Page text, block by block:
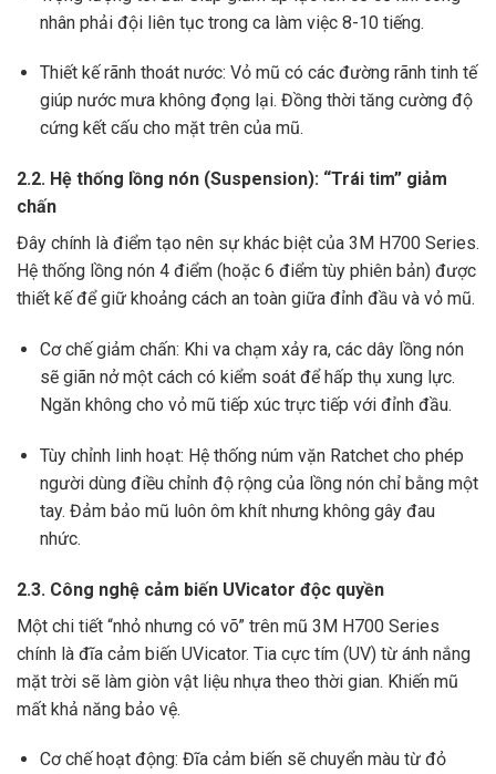
nhân phải đội liên tục trong ca làm việc 8-10 tiếng.
Thiết kế rãnh thoát nước: Vỏ mũ có các đường rãnh tinh tế
giúp nước mưa không đọng lại. Đồng thời tăng cường độ
cứng kết cấu cho mặt trên của mũ.
2.2. Hệ thống lồng nón (Suspension): “Trái tim” giảm
chấn
Đây chính là điểm tạo nên sự khác biệt của 3M H700 Series.
Hệ thống lồng nón 4 điểm (hoặc 6 điểm tùy phiên bản) được
thiết kế để giữ khoảng cách an toàn giữa đỉnh đầu và vỏ mũ.
Cơ chế giảm chấn: Khi va chạm xảy ra, các dây lồng nón
sẽ giãn nở một cách có kiểm soát để hấp thụ xung lực.
Ngăn không cho vỏ mũ tiếp xúc trực tiếp với đỉnh đầu.
Tùy chỉnh linh hoạt: Hệ thống núm vặn Ratchet cho phép
người dùng điều chỉnh độ rộng của lồng nón chỉ bằng một
tay. Đảm bảo mũ luôn ôm khít nhưng không gây đau
nhức.
2.3. Công nghệ cảm biến UVicator độc quyền
Một chi tiết “nhỏ nhưng có võ” trên mũ 3M H700 Series
chính là đĩa cảm biến UVicator. Tia cực tím (UV) từ ánh nắng
mặt trời sẽ làm giòn vật liệu nhựa theo thời gian. Khiến mũ
mất khả năng bảo vệ.
Cơ chế hoạt động: Đĩa cảm biến sẽ chuyển màu từ đỏ